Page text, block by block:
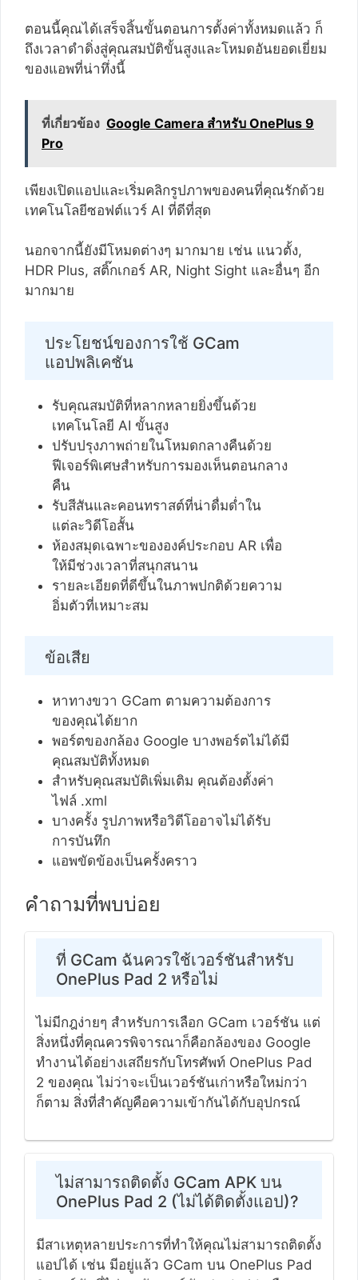
ตอนนี้คุณได้เสร็จสิ้นขั้นตอนการตั้งค่าทั้งหมดแล้ว ก็
ถึงเวลาดำดิ่งสู่คุณสมบัติขั้นสูงและโหมดอันยอดเยี่ยม
ของแอพที่น่าทึ่งนี้
ที่เกี่ยวข้อง Google Camera สำหรับ OnePlus 9
Pro
เพียงเปิดแอปและเริ่มคลิกรูปภาพของคนที่คุณรักด้วย
เทคโนโลยีซอฟต์แวร์ AI ที่ดีที่สุด
นอกจากนี้ยังมีโหมดต่างๆ มากมาย เช่น แนวตั้ง,
HDR Plus, สติ๊กเกอร์ AR, Night Sight และอื่นๆ อีก
มากมาย
ประโยชน์ของการใช้ GCam
แอปพลิเคชัน
รับคุณสมบัติที่หลากหลายยิ่งขึ้นด้วย
เทคโนโลยี AI ขั้นสูง
ปรับปรุงภาพถ่ายในโหมดกลางคืนด้วย
ฟีเจอร์พิเศษสำหรับการมองเห็นตอนกลาง
คืน
รับสีสันและคอนทราสต์ที่น่าดื่มด่ำใน
แต่ละวิดีโอสั้น
ห้องสมุดเฉพาะขององค์ประกอบ AR เพื่อ
ให้มีช่วงเวลาที่สนุกสนาน
รายละเอียดที่ดีขึ้นในภาพปกติด้วยความ
อิ่มตัวที่เหมาะสม
ข้อเสีย
หาทางขวา GCam ตามความต้องการ
ของคุณได้ยาก
พอร์ตของกล้อง Google บางพอร์ตไม่ได้มี
คุณสมบัติทั้งหมด
สำหรับคุณสมบัติเพิ่มเติม คุณต้องตั้งค่า
ไฟล์ .xml
บางครั้ง รูปภาพหรือวิดีโออาจไม่ได้รับ
การบันทึก
แอพขัดข้องเป็นครั้งคราว
คำถามที่พบบ่อย
ที่ GCam ฉันควรใช้เวอร์ชันสำหรับ
OnePlus Pad 2 หรือไม่
ไม่มีกฎง่ายๆ สำหรับการเลือก GCam เวอร์ชัน แต่
สิ่งหนึ่งที่คุณควรพิจารณาก็คือกล้องของ Google
ทำงานได้อย่างเสถียรกับโทรศัพท์ OnePlus Pad
2 ของคุณ ไม่ว่าจะเป็นเวอร์ชันเก่าหรือใหม่กว่า
ก็ตาม สิ่งที่สำคัญคือความเข้ากันได้กับอุปกรณ์
ไม่สามารถติดตั้ง GCam APK บน
OnePlus Pad 2 (ไม่ได้ติดตั้งแอป)?
มีสาเหตุหลายประการที่ทำให้คุณไม่สามารถติดตั้ง
แอปได้ เช่น มีอยู่แล้ว GCam บน OnePlus Pad